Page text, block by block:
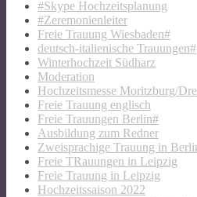
#Skype Hochzeitsplanung
#Zeremonienleiter
Freie Trauung Wiesbaden#
deutsch-italienische Trauungen#
Winterhochzeit Südharz
Moderation
Hochzeitsmesse Moritzburg/
Freie Trauung englisch
Freie Trauungen Berlin#
Ausbildung zum Redner
Zweisprachige Trauung in
Freie TRauungen in Leipzig
Freie Trauung in Leipzig
Hochzeitssaison 2022